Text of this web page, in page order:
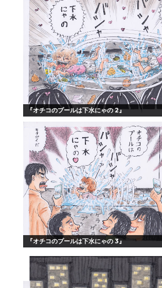
『オチコのプールは下水にゃの 2』
『オチコのプールは下水にゃの 3』